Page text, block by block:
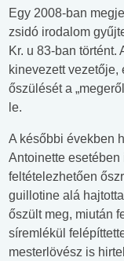
Egy 2008-ban
zsidó irodalom
Kr. u 83-ban történt.
kinevezett vezetője,
őszülését a
le.
A későbbi években
Antoinette
feltételezhetően
guillotine alá
őszült meg, miután
síremlékül
mesterlövész is